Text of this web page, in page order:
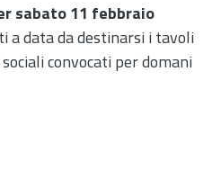
sabato 11 febbraio
a data da destinarsi i tavoli
convocati per domani